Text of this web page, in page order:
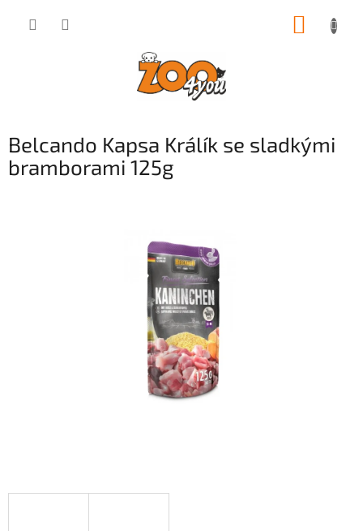
Belcando Kapsa Králík se sladkými
bramborami 125g